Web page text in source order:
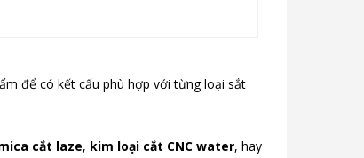
để có kết cấu phù hợp với từng loại sắt
cắt laze, kim loại cắt CNC water, hay